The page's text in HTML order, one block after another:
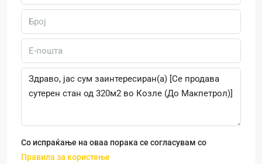
Со испраќање на оваа порака се согласувам со
Правила за користење